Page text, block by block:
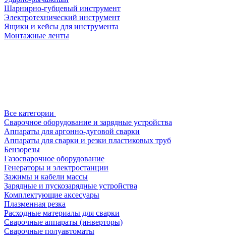
Шарнирно-губцевый инструмент
Электротехнический инструмент
Ящики и кейсы для инструмента
Монтажные ленты
Все категории
Сварочное оборудование и зарядные устройства
Аппараты для аргонно-дуговой сварки
Аппараты для сварки и резки пластиковых труб
Бензорезы
Газосварочное оборудование
Генераторы и электростанции
Зажимы и кабели массы
Зарядные и пускозарядные устройства
Комплектующие аксесуары
Плазменная резка
Расходные материалы для сварки
Сварочные аппараты (инверторы)
Сварочные полуавтоматы